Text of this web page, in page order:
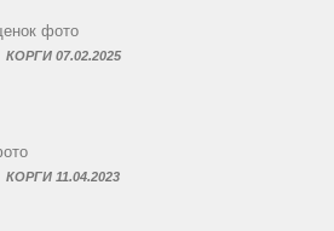
КОРГИ 07.02.2025
КОРГИ 11.04.2023